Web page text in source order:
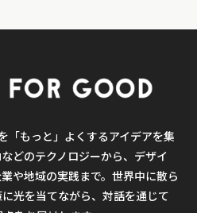
「もっと」よくするアイデアを集
どのテクノロジーから、デザイ
や地域の実践まで。世界中に散ら
光を当てながら、対話を通じて